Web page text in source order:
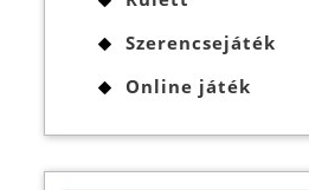
Szerencsejáték
Online játék